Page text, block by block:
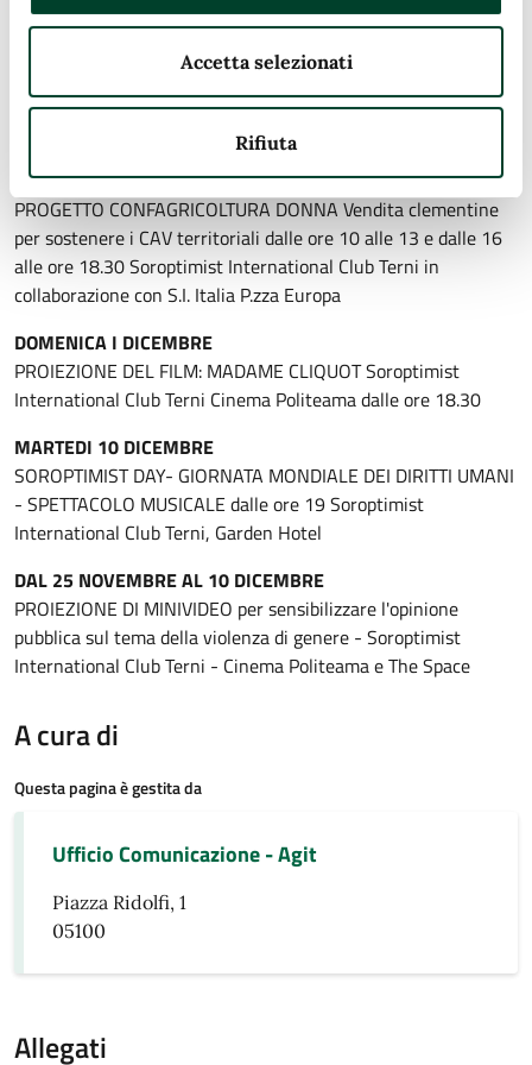
Accetta selezionati
Rifiuta
PRESENTAZIONE PROGETTO: VIOLENZA DOMESTICA E
proposto da USR Umbria Ufficio provinciale di Terni e Tribunale
di Terni che ha coinvolto gli Istituti superiori della Provincia
SABATO 30 NOVEMBRE
PROGETTO CONFAGRICOLTURA DONNA Vendita clementine
per sostenere i CAV territoriali dalle ore 10 alle 13 e dalle 16
alle ore 18.30 Soroptimist International Club Terni in
collaborazione con S.I. Italia P.zza Europa
DOMENICA I DICEMBRE
PROIEZIONE DEL FILM: MADAME CLIQUOT Soroptimist
International Club Terni Cinema Politeama dalle ore 18.30
MARTEDI 10 DICEMBRE
SOROPTIMIST DAY- GIORNATA MONDIALE DEI DIRITTI UMANI
- SPETTACOLO MUSICALE dalle ore 19 Soroptimist
International Club Terni, Garden Hotel
DAL 25 NOVEMBRE AL 10 DICEMBRE
PROIEZIONE DI MINIVIDEO per sensibilizzare l'opinione
pubblica sul tema della violenza di genere - Soroptimist
International Club Terni - Cinema Politeama e The Space
A cura di
Questa pagina è gestita da
Ufficio Comunicazione - Agit
Piazza Ridolfi, 1
05100
Allegati